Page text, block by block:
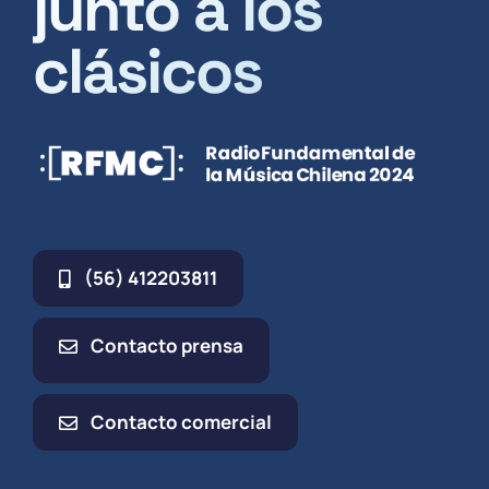
clásicos
(56) 412203811
Contacto prensa
Contacto comercial